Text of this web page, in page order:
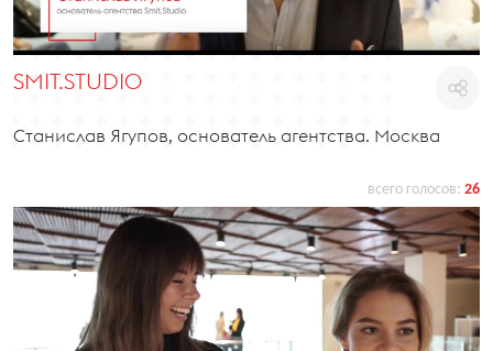
SMIT.STUDIO
Станислав Ягупов, основатель агентства. Москва
всего голосов: 26